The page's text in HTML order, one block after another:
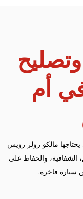
أم
مالكو رولز رويس
الشفافية، والحفاظ على
سيارة فاخرة.